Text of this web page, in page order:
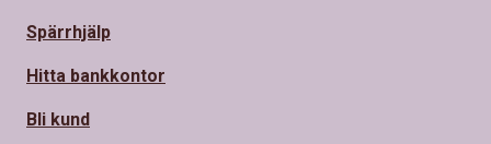
Spärrhjälp
Hitta bankkontor
Bli kund